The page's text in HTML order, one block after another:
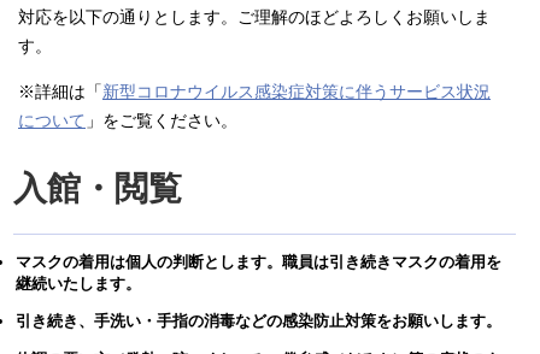
対応を以下の通りとします。ご理解のほどよろしくお願いしま
す。
※詳細は「新型コロナウイルス感染症対策に伴うサービス状況
について 」をご覧ください。
入館・閲覧
マスクの着用は個人の判断とします。職員は引き続きマスクの着用を
継続いたします。
引き続き、手洗い・手指の消毒などの感染防止対策をお願いします。